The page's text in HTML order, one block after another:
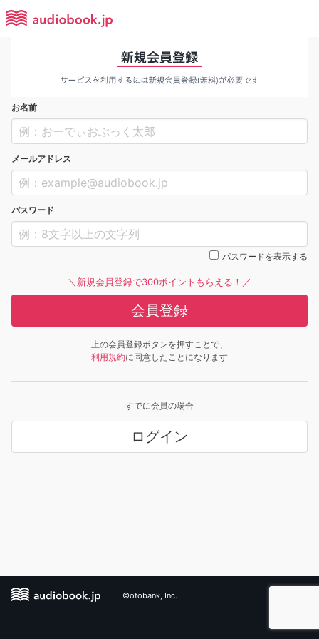
お名前
メールアドレス
パスワード
パスワードを表示する
＼新規会員登録で300ポイントもらえる！／
会員登録
上の会員登録ボタンを押すことで、
利用規約に同意したことになります
すでに会員の場合
ログイン
©otobank, Inc.